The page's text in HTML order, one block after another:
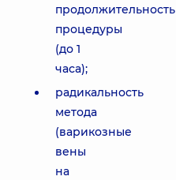
продолжительность
процедуры
(до 1
часа);
радикальность
метода
(варикозные
вены
на